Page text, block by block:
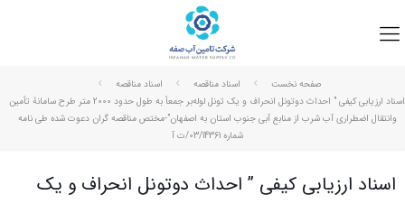
صفحه نخست اسناد مناقصه
اسناد مناقصه
اسناد ارزیابی کیفی ” احداث دوتونل انحراف و یک تونل لوله‌بر جمعاً به طول حدود 2000 متر طرح سامانۀ تأمین
وانتقال اضطراری آب شرب از منابع آبی جنوب استان به اصفهان”-مختص مناقصه گران دعوت شده طی نامه
شماره 03/14361/ت آ
اسناد ارزیابی کیفی ” احداث دوتونل انحراف و یک